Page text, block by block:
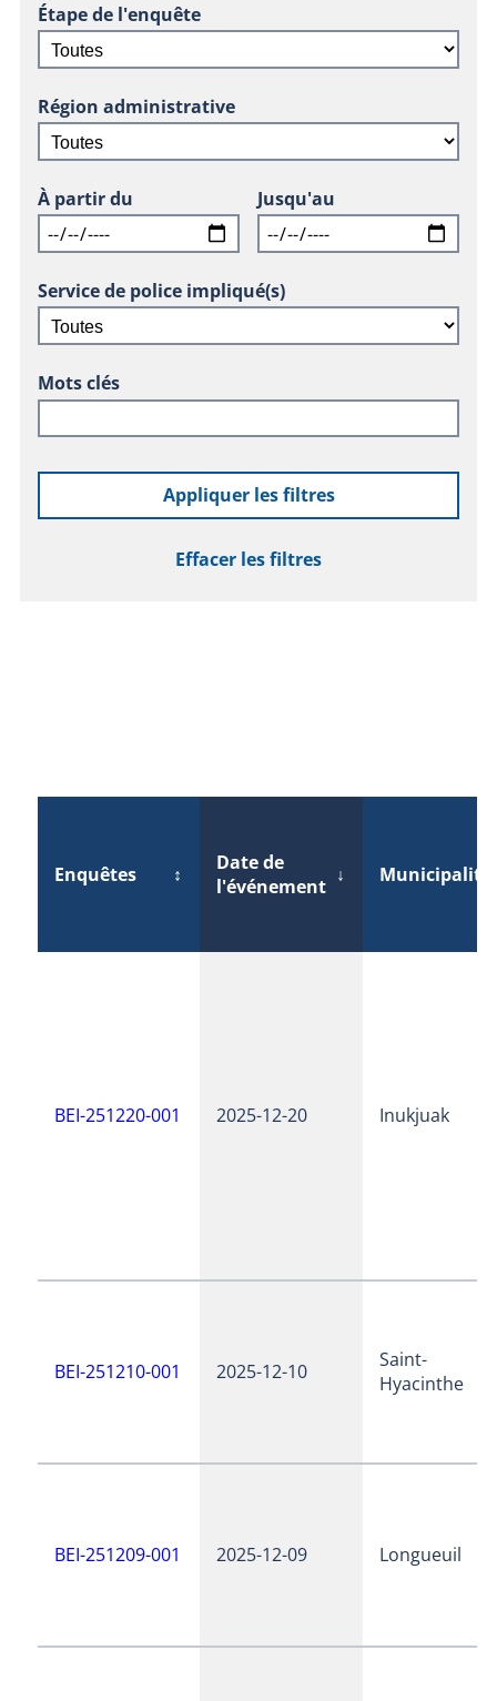
Étape de l'enquête
Région administrative
À partir du Jusqu'au
Service de police impliqué(s)
Mots clés
Appliquer les filtres
Effacer les filtres
Enquêtes ↕
Date de
l'événement ↓ Municipalité
BEI-251220-001 2025-12-20 Inukjuak
BEI-251210-001 2025-12-10
Saint-
Hyacinthe
BEI-251209-001 2025-12-09 Longueuil